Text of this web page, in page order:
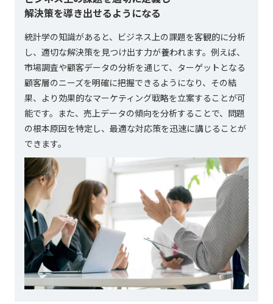
解決策を導き出せるようになる
統計学の知識があると、ビジネス上の課題を客観的に分析
し、適切な解決策を見つけ出す力が養われます。例えば、
市場調査や顧客データの分析を通じて、ターゲットとなる
顧客層のニーズを明確に把握できるようになり、その結
果、より効果的なマーケティング戦略を立案することが可
能です。また、売上データの傾向を分析することで、問題
の根本原因を特定し、最適な対応策を迅速に講じることが
できます。